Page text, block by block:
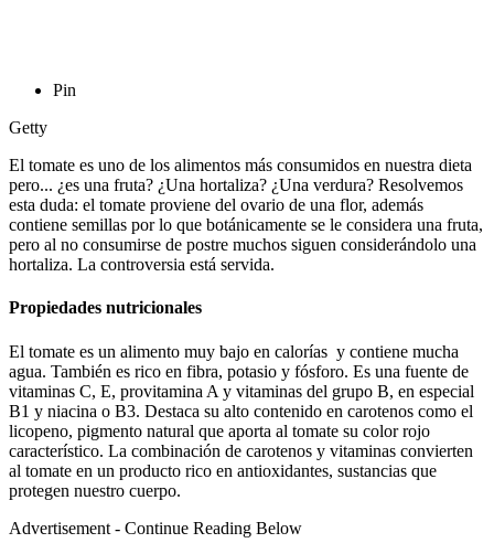
Pin
Getty
El tomate es uno de los alimentos más consumidos en nuestra dieta
pero... ¿es una fruta? ¿Una hortaliza? ¿Una verdura? Resolvemos
esta duda: el tomate proviene del ovario de una flor, además
contiene semillas por lo que botánicamente se le considera una fruta,
pero al no consumirse de postre muchos siguen considerándolo una
hortaliza. La controversia está servida.
Propiedades nutricionales
El tomate es un alimento muy bajo en calorías y contiene mucha
agua. También es rico en fibra, potasio y fósforo. Es una fuente de
vitaminas C, E, provitamina A y vitaminas del grupo B, en especial
B1 y niacina o B3. Destaca su alto contenido en carotenos como el
licopeno, pigmento natural que aporta al tomate su color rojo
característico. La combinación de carotenos y vitaminas convierten
al tomate en un producto rico en antioxidantes, sustancias que
protegen nuestro cuerpo.
Advertisement - Continue Reading Below